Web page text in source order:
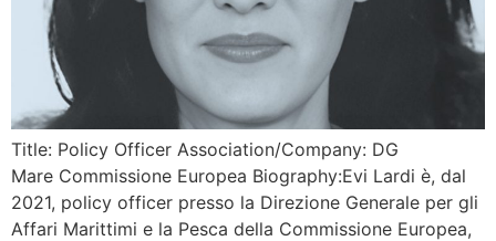
Title: Policy Officer Association/Company: DG
Mare Commissione Europea Biography:Evi Lardi è, dal
2021, policy officer presso la Direzione Generale per gli
Affari Marittimi e la Pesca della Commissione Europea,